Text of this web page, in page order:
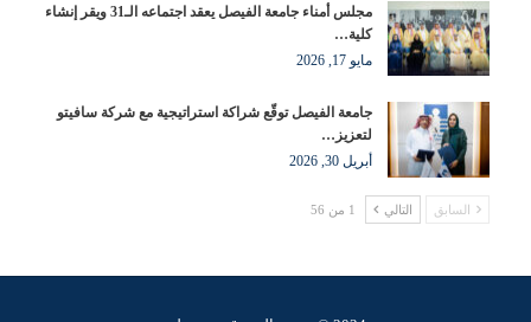
مجلس أمناء جامعة الفيصل يعقد اجتماعه الـ31 ويقر إنشاء
كلية…
مايو 17, 2026
جامعة الفيصل توقّع شراكة استراتيجية مع شركة سافيتو
لتعزيز…
أبريل 30, 2026
السابق التالي 1 من 56